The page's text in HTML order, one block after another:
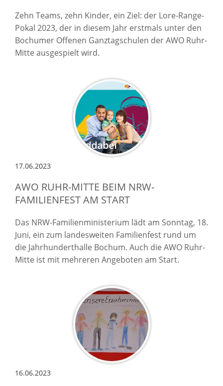
Zehn Teams, zehn Kinder, ein Ziel: der Lore-Range-
Pokal 2023, der in diesem Jahr erstmals unter den
Bochumer Offenen Ganztagschulen der AWO Ruhr-
Mitte ausgespielt wird.
17.06.2023
AWO RUHR-MITTE BEIM NRW-
FAMILIENFEST AM START
Das NRW-Familienministerium lädt am Sonntag, 18.
Juni, ein zum landesweiten Familienfest rund um
die Jahrhunderthalle Bochum. Auch die AWO Ruhr-
Mitte ist mit mehreren Angeboten am Start.
16.06.2023